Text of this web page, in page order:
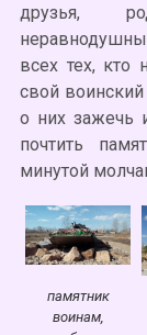
друзья,
всех тех, кто
свой
о них зажечь
почтить
минутой
памятник
воинам,